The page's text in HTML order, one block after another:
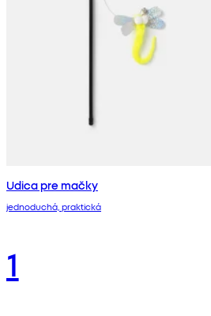
Udica pre mačky
jednoduchá, praktická
1